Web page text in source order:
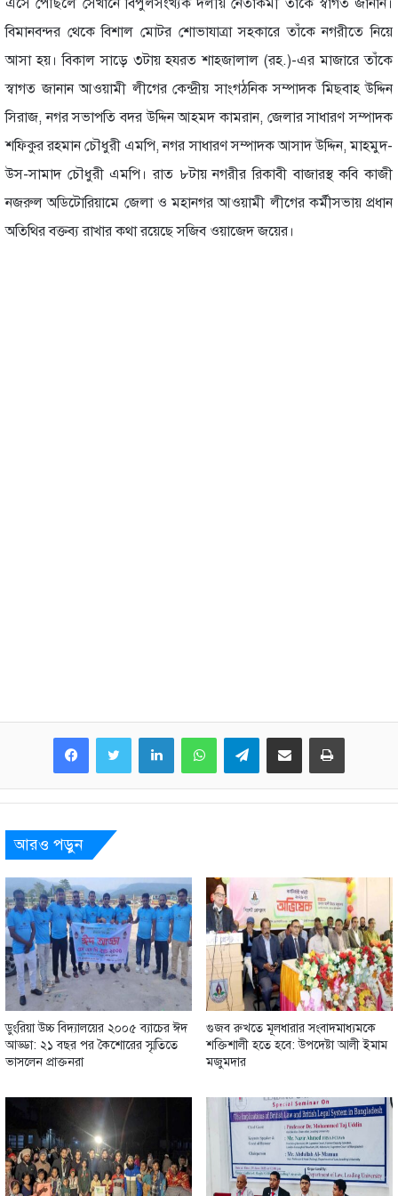
বিমানবন্দর থেকে বিশাল মোটর শোভাযাত্রা সহকারে তাঁকে নগরীতে নিয়ে
আসা হয়। বিকাল সাড়ে ৩টায় হযরত শাহজালাল (রহ.)-এর মাজারে তাঁকে
স্বাগত জানান আওয়ামী লীগের কেন্দ্রীয় সাংগঠনিক সম্পাদক মিছবাহ উদ্দিন
সিরাজ, নগর সভাপতি বদর উদ্দিন আহমদ কামরান, জেলার সাধারণ সম্পাদক
শফিকুর রহমান চৌধুরী এমপি, নগর সাধারণ সম্পাদক আসাদ উদ্দিন, মাহমুদ-
উস-সামাদ চৌধুরী এমপি। রাত ৮টায় নগরীর রিকাবী বাজারস্থ কবি কাজী
নজরুল অডিটোরিয়ামে জেলা ও মহানগর আওয়ামী লীগের কর্মীসভায় প্রধান
অতিথির বক্তব্য রাখার কথা রয়েছে সজিব ওয়াজেদ জয়ের।
LinkedInWhatsAppTelegramShare via Email Print
আরও পড়ুন
ডুংরিয়া উচ্চ বিদ্যালয়ের ২০০৫ ব্যাচের ঈদ
আড্ডা: ২১ বছর পর কৈশোরের স্মৃতিতে
ভাসলেন প্রাক্তনরা
গুজব রুখতে মূলধারার সংবাদমাধ্যমকে
শক্তিশালী হতে হবে: উপদেষ্টা আলী ইমাম
মজুমদার